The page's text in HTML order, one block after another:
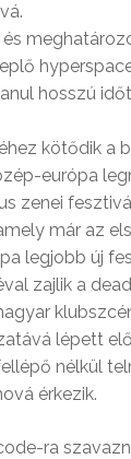
és
hosszú
kötődik a
európa
zenei
már az
legjobb új
zajlik a
lépett
nélkül
érkezik.
ra